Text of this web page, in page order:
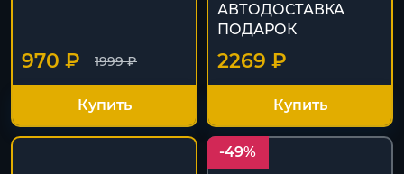
1999 ₽
970 ₽
Купить
АВТОДОСТАВКА
ПОДАРОК
2269 ₽
Купить
-49%